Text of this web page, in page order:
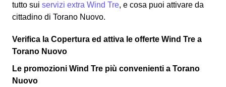
tutto sui servizi extra Wind Tre, e cosa puoi attivare da
cittadino di Torano Nuovo.
Verifica la Copertura ed attiva le offerte Wind Tre a
Torano Nuovo
Le promozioni Wind Tre più convenienti a Torano
Nuovo